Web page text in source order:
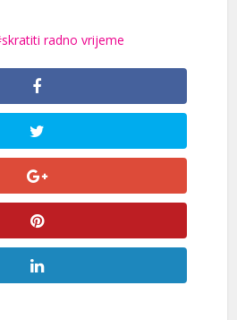
skratiti radno vrijeme